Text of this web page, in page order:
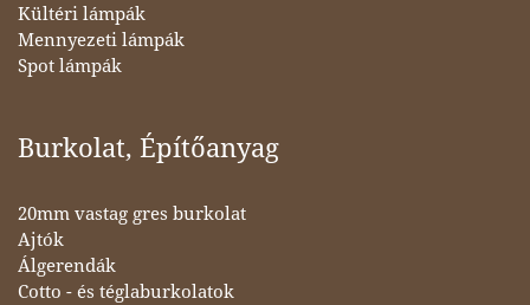
Kültéri lámpák
Mennyezeti lámpák
Spot lámpák
Burkolat, Építőanyag
20mm vastag gres burkolat
Ajtók
Álgerendák
Cotto - és téglaburkolatok